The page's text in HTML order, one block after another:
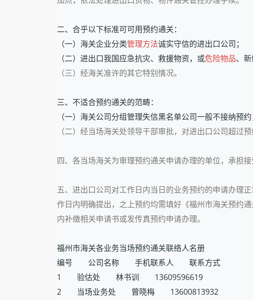
二、合乎以下标准可可用预约通关：
（一）海关企业分类管理方法诚实守信的进出口公司；
（二）进出口我国应急抗灾、救援物资，或危险物品、
（三）经海关准许的其它特别情况。
三、不适合预约通关的范畴：
（一）海关公司分组管理失信黑名单公司一般不接纳预约
（二）经当场海关处领导干部审批，对进出口公司超过
四、各当场海关为审理预约通关申请办理的单位，承担
五、进出口公司对工作日内当日的业务预约的申请办理
作日内明确提出，之上预约均需填好《福州市海关预约
内补缴相关申请书或发传真预约申请办理。
福州市海关各业务当场预约通关联络人名册
编号 公司名称 手机联系人 联系方式
1 验估处 林书训 13609596619
2 当场业务处 曾晓梅 13600813932